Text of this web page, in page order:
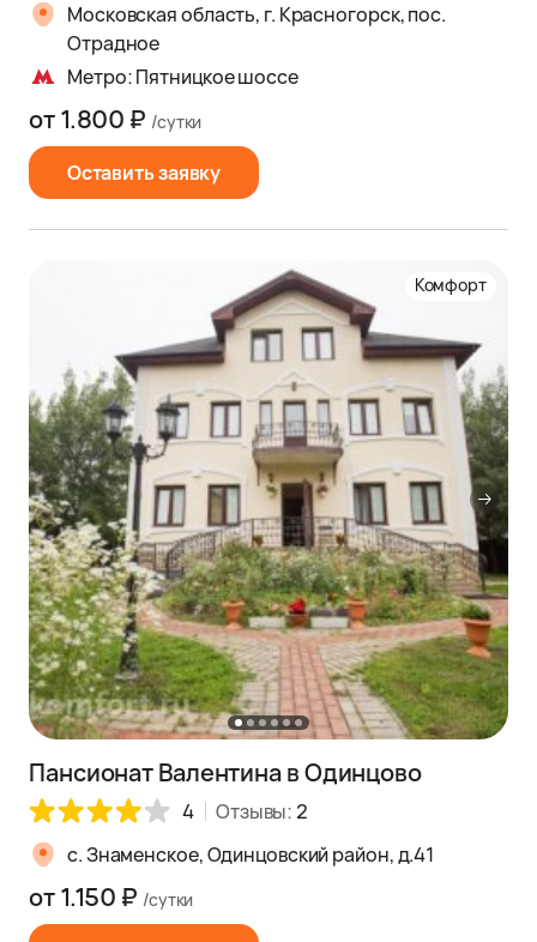
Московская область, г. Красногорск, пос.
Отрадное
Метро: Пятницкое шоссе
Оставить заявку
от 1.800 ₽ /сутки
Комфорт
Пансионат Валентина в Одинцово
4 Отзывы: 2
с. Знаменское, Одинцовский район, д.41
от 1.150 ₽ /сутки